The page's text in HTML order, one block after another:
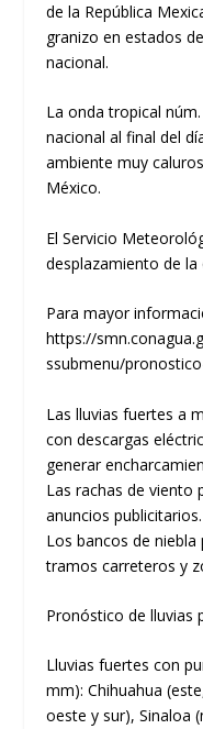
de la República
granizo en estados
nacional.
La onda tropical
nacional al final del
ambiente muy
México.
El Servicio
desplazamiento de
Para mayor
https://
ssubmenu/
Las lluvias fuertes a
con descargas
generar
Las rachas de viento
anuncios publicitarios.
Los bancos de niebla
tramos carreteros y
Pronóstico de lluvias
Lluvias fuertes con
mm): Chihuahua
oeste y sur), Sinaloa